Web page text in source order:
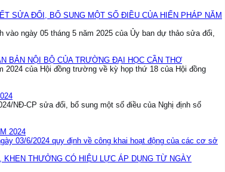
SỬA ĐỔI, BỔ SUNG MỘT SỐ ĐIỀU CỦA HIẾN PHÁP NĂM
ngày 05 tháng 5 năm 2025 của Ủy ban dự thảo sửa đổi,
BẢN NỘI BỘ CỦA TRƯỜNG ĐẠI HỌC CẦN THƠ
2024 của Hội đồng trường về kỳ họp thứ 18 của Hội đồng
NĐ-CP sửa đổi, bổ sung một số điều của Nghị định số
2024
03/6/2024 quy định về công khai hoạt động của các cơ sở
THƯỞNG CÓ HIỆU LỰC ÁP DỤNG TỪ NGÀY